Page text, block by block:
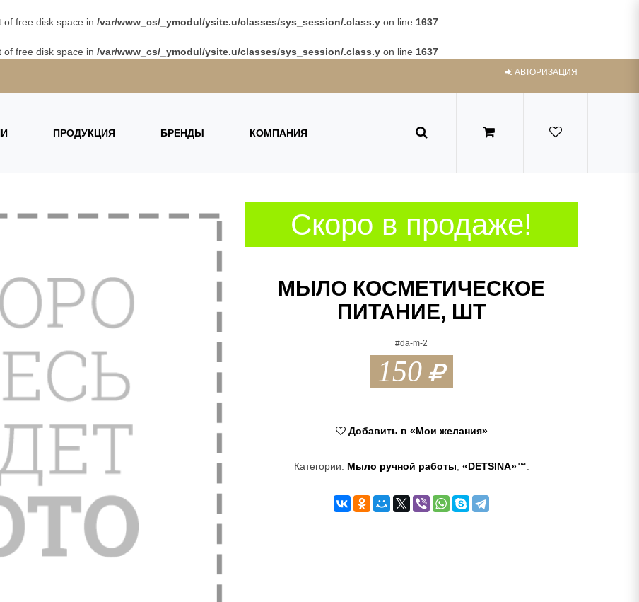
of free disk space in /var/www_cs/_ymodul/ysite.u/classes/sys_session/.class.y on line 1637
of free disk space in /var/www_cs/_ymodul/ysite.u/classes/sys_session/.class.y on line 1637
АВТОРИЗАЦИЯ
ПРОДУКЦИЯ БРЕНДЫ КОМПАНИЯ
Скоро в продаже!
МЫЛО КОСМЕТИЧЕСКОЕ
ПИТАНИЕ, ШТ
#da-m-2
150
Добавить в «Мои желания»
Категории: Мыло ручной работы «DETSINA»™